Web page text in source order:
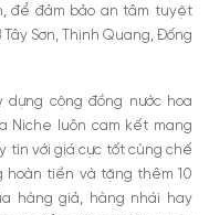
để đảm bảo an tâm tuyệt
Sơn, Thịnh Quang, Đống
dựng cộng đồng nước hoa
Niche luôn cam kết mang
tín với giá cực tốt cùng chế
hoàn tiền và tặng thêm 10
hàng giả, hàng nhái hay